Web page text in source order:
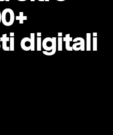
digitali